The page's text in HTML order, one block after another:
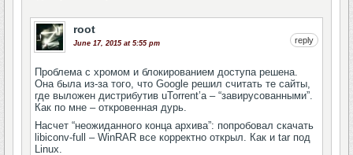
root
June 17, 2015 at 5:55 pm
Проблема с хромом и блокированием доступа решена.
Она была из-за того, что Google решил считать те сайты,
где выложен дистрибутив uTorrent’а – “завирусованными”.
Как по мне – откровенная дурь.
Насчет “неожиданного конца архива”: попробовал скачать
libiconv-full – WinRAR все корректно открыл. Как и tar под
Linux.
reply